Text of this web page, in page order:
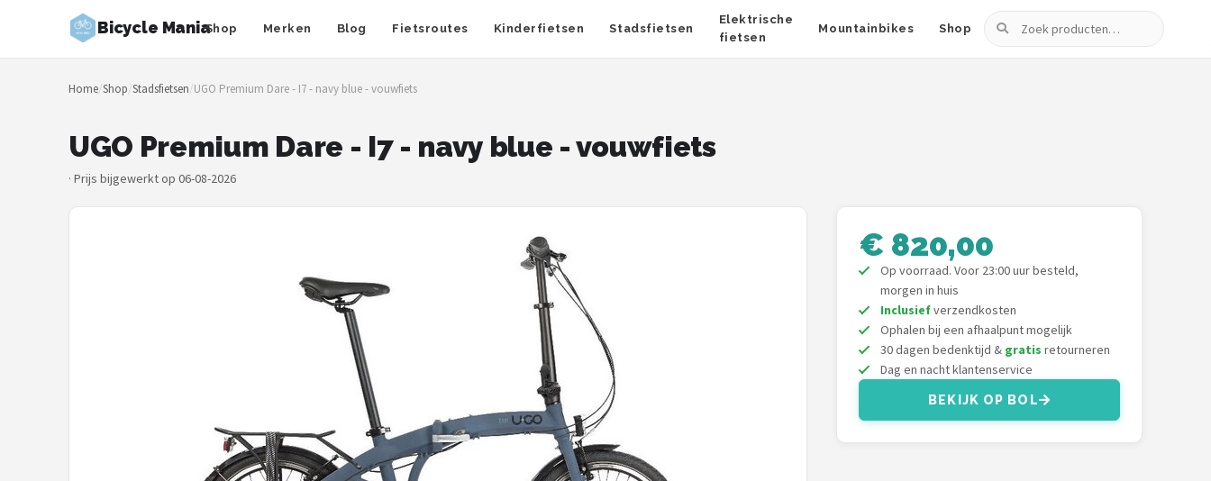
Bicycle ManiaShop Merken Blog Fietsroutes Kinderfietsen Stadsfietsen
Elektrische
fietsen
Mountainbikes Shop
Zoeken
Zoeken
NAVIGATIE
Merken
Home/Shop/Stadsfietsen/UGO Premium Dare - I7 - navy blue - vouwfiets
UGO Premium Dare - I7 - navy blue - vouwfiets
· Prijs bijgewerkt op 06-08-2026
€ 820,00
Op voorraad. Voor 23:00 uur besteld,
morgen in huis
Inclusiefverzendkosten
Ophalen bij een afhaalpunt mogelijk
30 dagen bedenktijd & gratis retourneren
Dag en nacht klantenservice
BEKIJK OP BOL